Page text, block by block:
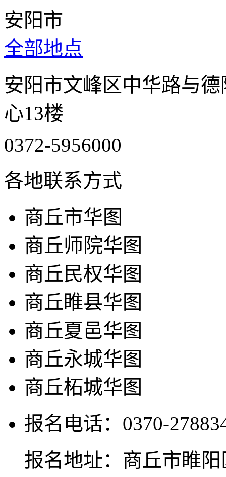
安阳市
全部地点
安阳市文峰区中华路与
心13楼
0372-5956000
各地联系方式
商丘市华图
商丘师院华图
商丘民权华图
商丘睢县华图
商丘夏邑华图
商丘永城华图
商丘柘城华图
报名电话：0370-
报名地址：商丘市睢